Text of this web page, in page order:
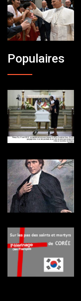
Populaires